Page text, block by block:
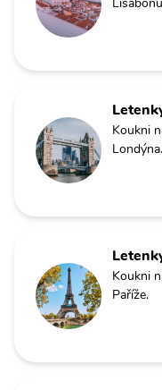
Koukni
Londýna.
Koukni
Paříže.